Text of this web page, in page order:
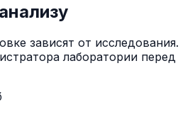
зависят от исследования.
лаборатории перед